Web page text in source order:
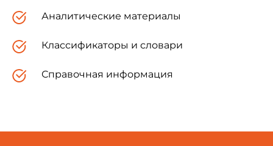
Аналитические материалы
Классификаторы и словари
Справочная информация